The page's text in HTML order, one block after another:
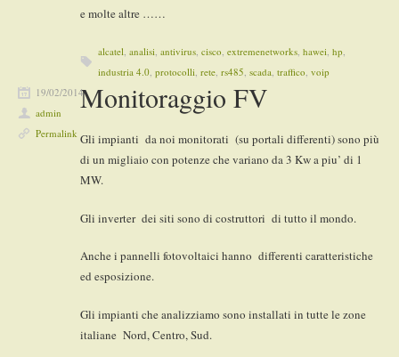
e molte altre ……
alcatel, analisi, antivirus, cisco, extremenetworks, hawei, hp,
industria 4.0, protocolli, rete, rs485, scada, traffico, voip
Monitoraggio FV
Gli impianti da noi monitorati (su portali differenti) sono più
di un migliaio con potenze che variano da 3 Kw a piu’ di 1
MW.
Gli inverter dei siti sono di costruttori di tutto il mondo.
Anche i pannelli fotovoltaici hanno differenti caratteristiche
ed esposizione.
Gli impianti che analizziamo sono installati in tutte le zone
italiane Nord, Centro, Sud.
19/02/2014
admin
Permalink